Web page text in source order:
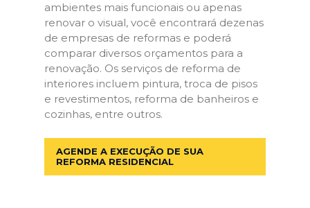
ambientes mais funcionais ou apenas
renovar o visual, você encontrará dezenas
de empresas de reformas e poderá
comparar diversos orçamentos para a
renovação. Os serviços de reforma de
interiores incluem pintura, troca de pisos
e revestimentos, reforma de banheiros e
cozinhas, entre outros.
AGENDE A EXECUÇÃO DE SUA
REFORMA RESIDENCIAL